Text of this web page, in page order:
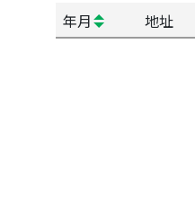
年月 地址